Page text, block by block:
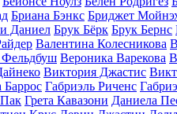
Бриана Бэнкс Бриджет
Даниел Брук Бёрк Брук Бернс
Валентина Колесникова
Вероника Варекова
Виктория Джастис
Баррос Габриэль Риченс
Грета Кавазони Даниела